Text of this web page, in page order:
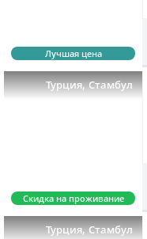
Лучшая цена
Турция,Стамбул
Скидка на проживание
Турция,Стамбул